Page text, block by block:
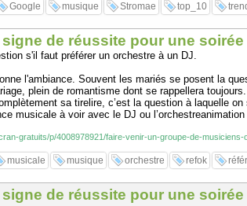
Google musique Stromae top_10
de réussite pour une soirée
s'il faut préférer un orchestre à un DJ.
l'ambiance. Souvent les mariés se posent la
plein de romantisme dont se rappellera
sa tirelire, c’est la question à laquelle
musicale à voir avec le DJ ou
gratuits/p/4008978921/faire-venir-un-groupe-de-
musicale musique orchestre refok
de réussite pour une